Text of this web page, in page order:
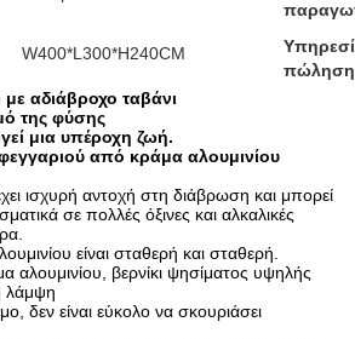
W400*L300*H240CM
πώληση
αδιάβροχο ταβάνι
της φύσης
μια υπέροχη ζωή.
από κράμα αλουμινίου
ισχυρή αντοχή στη διάβρωση και μπορεί
σε πολλές όξινες και αλκαλικές
είναι σταθερή και σταθερή.
βερνίκι ψησίματος υψηλής
λάμψη
δεν είναι εύκολο να σκουριάσει